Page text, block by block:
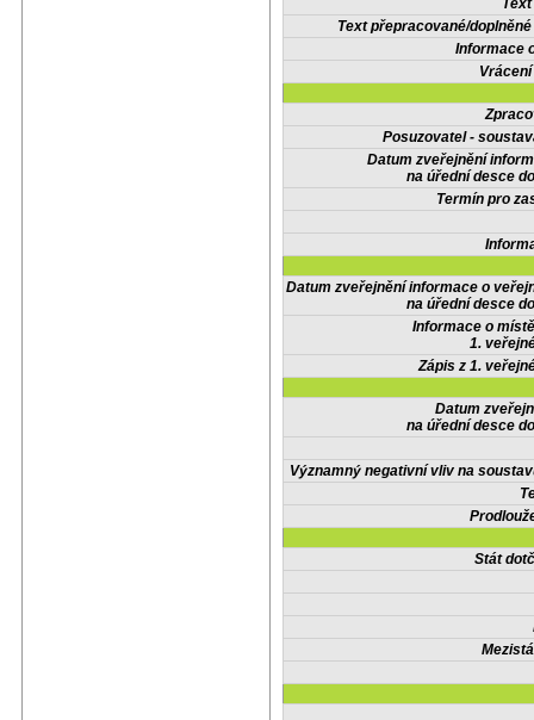
Text přepracované/
Informace
Posuzovatel -
Datum zveřejnění
na úřední desce
Termín pro
Datum zveřejnění informace o
na úřední desce
Informace o
1.
Zápis z 1.
Datum
na úřední desce
Významný negativní vliv na
Stát